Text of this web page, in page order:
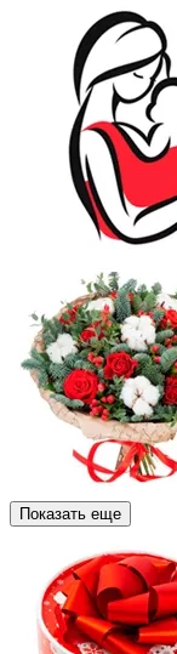
Показать еще